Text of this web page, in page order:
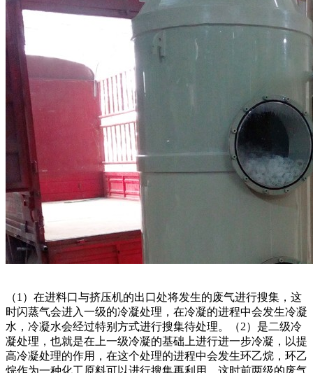
（1）在进料口与挤压机的出口处将发生的废气进行搜集，这
时闪蒸气会进入一级的冷凝处理，在冷凝的进程中会发生冷凝
水，冷凝水会经过特别方式进行搜集待处理。（2）是二级冷
凝处理，也就是在上一级冷凝的基础上进行进一步冷凝，以提
高冷凝处理的作用，在这个处理的进程中会发生环乙烷，环乙